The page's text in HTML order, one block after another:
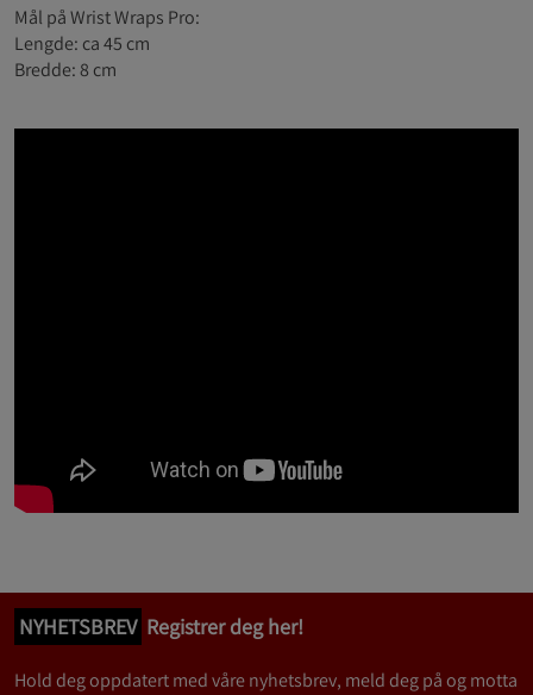
Mål på Wrist Wraps Pro:
Lengde: ca 45 cm
Bredde: 8 cm
NYHETSBREV Registrer deg her!
Hold deg oppdatert med våre nyhetsbrev, meld deg på og motta